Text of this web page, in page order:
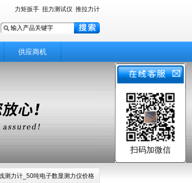
力矩扳手 扭力测试仪 推拉力计
供应商机
测力计_50吨电子数显测力仪价格
扫码加微信